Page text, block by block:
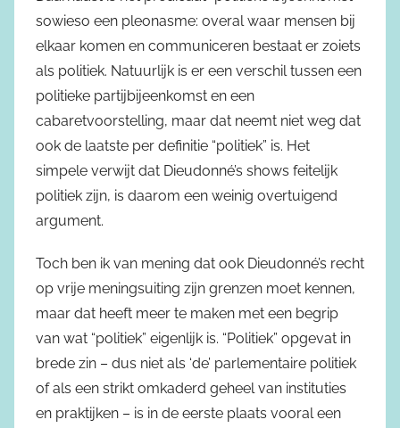
sowieso een pleonasme: overal waar mensen bij
elkaar komen en communiceren bestaat er zoiets
als politiek. Natuurlijk is er een verschil tussen een
politieke partijbijeenkomst en een
cabaretvoorstelling, maar dat neemt niet weg dat
ook de laatste per definitie “politiek” is. Het
simpele verwijt dat Dieudonné’s shows feitelijk
politiek zijn, is daarom een weinig overtuigend
argument.
Toch ben ik van mening dat ook Dieudonné’s recht
op vrije meningsuiting zijn grenzen moet kennen,
maar dat heeft meer te maken met een begrip
van wat “politiek” eigenlijk is. “Politiek” opgevat in
brede zin – dus niet als ‘de’ parlementaire politiek
of als een strikt omkaderd geheel van instituties
en praktijken – is in de eerste plaats vooral een